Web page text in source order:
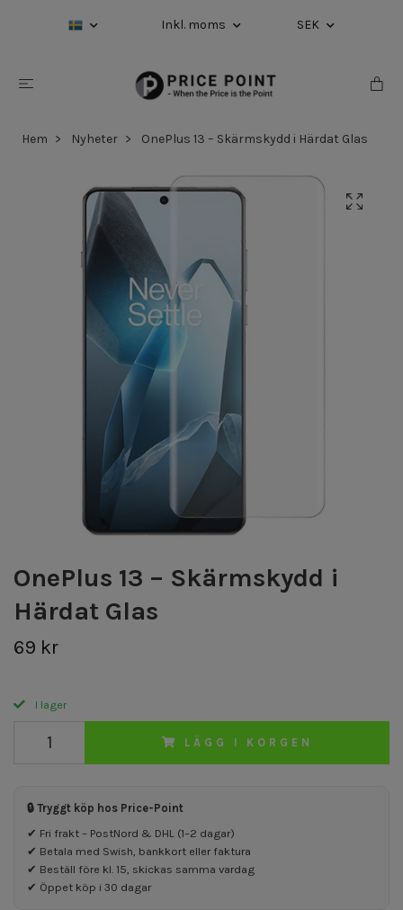
Inkl. moms SEK
Hem Nyheter OnePlus 13 – Skärmskydd i Härdat Glas
OnePlus 13 – Skärmskydd i
Härdat Glas
69 kr
I lager
LÄGG I KORGEN
🔒 Tryggt köp hos Price-Point
✔ Fri frakt – PostNord & DHL (1–2 dagar)
✔ Betala med Swish, bankkort eller faktura
✔ Beställ före kl. 15, skickas samma vardag
✔ Öppet köp i 30 dagar